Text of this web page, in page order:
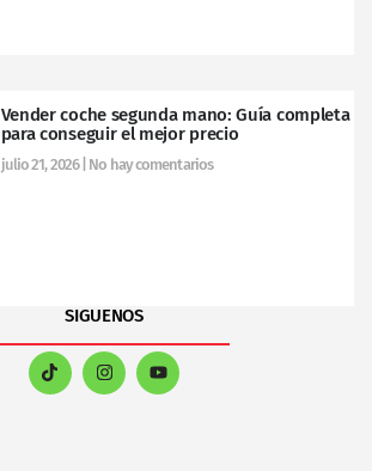
Vender coche segunda mano: Guía completa
para conseguir el mejor precio
julio 21, 2026 No hay comentarios
SIGUENOS